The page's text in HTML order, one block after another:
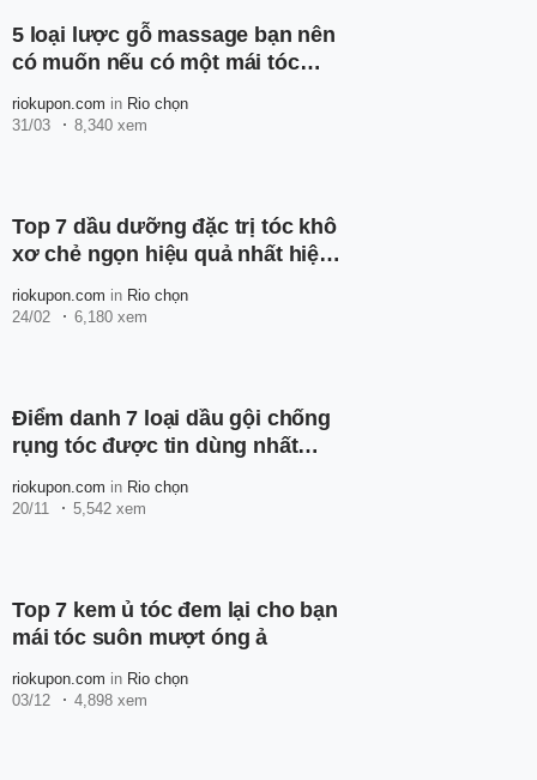
5 loại lược gỗ massage bạn nên
có muốn nếu có một mái tóc
riokupon.com in Rio chọn
31/03
8,340 xem
Top 7 dầu dưỡng đặc trị tóc khô
xơ chẻ ngọn hiệu quả nhất hiện
riokupon.com in Rio chọn
24/02
6,180 xem
Điểm danh 7 loại dầu gội chống
rụng tóc được tin dùng nhất
riokupon.com in Rio chọn
20/11
5,542 xem
Top 7 kem ủ tóc đem lại cho bạn
mái tóc suôn mượt óng ả
riokupon.com in Rio chọn
03/12
4,898 xem